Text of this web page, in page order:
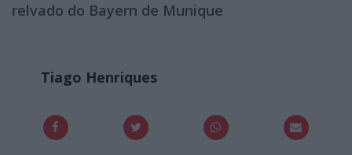
relvado do Bayern de Munique
Tiago Henriques